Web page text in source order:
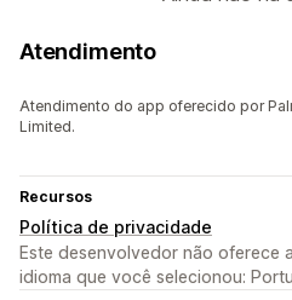
Atendimento
Atendimento do app oferecido por
Limited.
Recursos
Política de privacidade
Este desenvolvedor não oferece
idioma que você selecionou: